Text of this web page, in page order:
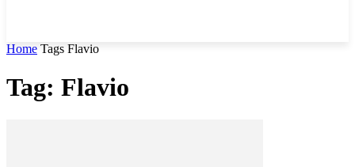
Home Tags Flavio
Tag: Flavio